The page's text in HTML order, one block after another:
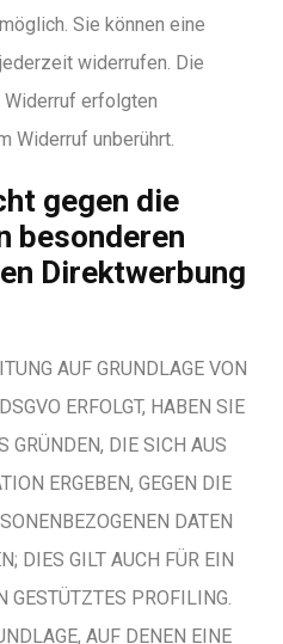
Sie können eine
widerrufen. Die
erfolgten
Widerruf unberührt.
gegen die
besonderen
Direktwerbung
AUF GRUNDLAGE VON
ERFOLGT, HABEN SIE
GRÜNDEN, DIE SICH AUS
ERGEBEN, GEGEN DIE
DATEN
DIES GILT AUCH FÜR EIN
GESTÜTZTES PROFILING.
AUF DENEN EINE